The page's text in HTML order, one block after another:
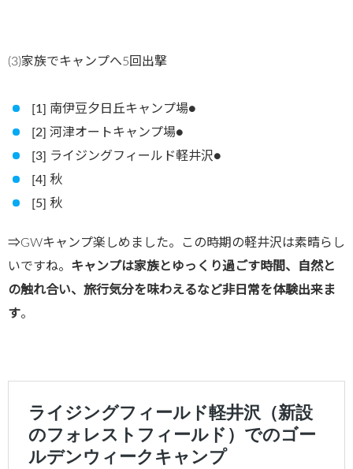
(3)家族でキャンプへ5回出撃
[1] 南伊豆夕日丘キャンプ場●
[2] 河津オートキャンプ場●
[3] ライジングフィールド軽井沢●
[4] 秋
[5] 秋
⇒GWキャンプ楽しめました。この時期の軽井沢は素晴らし
いですね。 キャンプは家族とゆっくり過ごす時間、自然と
の触れ合い、旅行気分を味わえるなど非日常を体験出来ま
す。